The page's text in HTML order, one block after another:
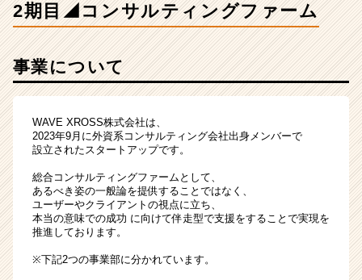
ン
サ
フ
ァ
ム
|
ベ
ン
ャ
2期目◢コンサルティングファーム
事業について
WAVE XROSS株式会社は、
2023年9月に外資系コンサルティング会社出身メンバーで
設立されたスタートアップです。
総合コンサルティングファームとして、
あるべき姿の一般論を提供することではなく、
ユーザーやクライアントの視点に立ち、
本当の意味での成功 に向けて伴走型で支援をすることで実現を
推進しております。
※下記2つの事業部に分かれています。